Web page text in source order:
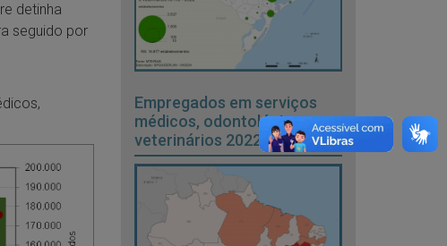
detinha
seguido por
Empregados em serviços
médicos, odontológicos e
veterinários 2022 - BR